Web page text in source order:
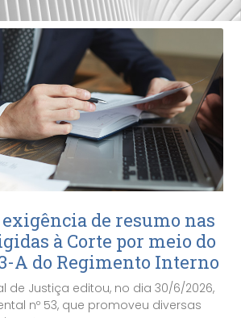
de resumo nas
à Corte por meio do
A do Regimento Interno
de Justiça editou, no dia 30/6/2026,
nº 53, que promoveu diversas